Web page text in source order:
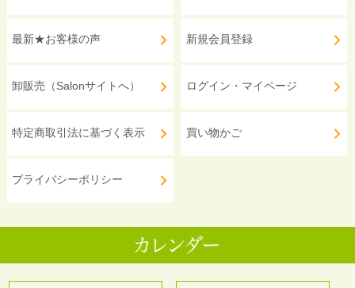
最新★お客様の声
卸販売（Salonサイトへ）
特定商取引法に基づく表示
プライバシーポリシー
新規会員登録
ログイン・マイページ
買い物かご